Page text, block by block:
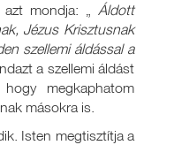
mondja: „ Áldott
Jézus Krisztusnak
szellemi áldással a
a szellemi áldást
megkaphatom
másokra is.
Isten megtisztítja a